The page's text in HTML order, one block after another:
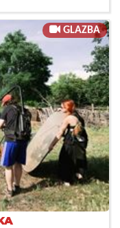
GLAZBA